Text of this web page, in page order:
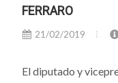
FERRARO
21/02/2019
El diputado y